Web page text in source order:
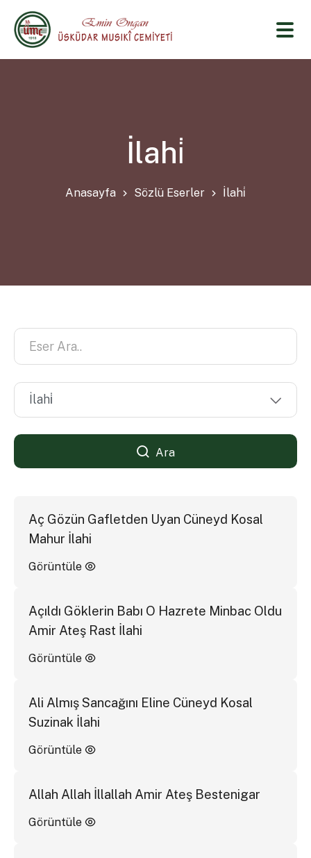
İlahi̇
Anasayfa Sözlü Eserler İlahi̇
Ara
Aç Gözün Gafletden Uyan Cüneyd Kosal
Mahur İlahi
Görüntüle
Açıldı Göklerin Babı O Hazrete Minbac Oldu
Amir Ateş Rast İlahi
Görüntüle
Ali Almış Sancağını Eline Cüneyd Kosal
Suzinak İlahi
Görüntüle
Allah Allah İllallah Amir Ateş Bestenigar
Görüntüle